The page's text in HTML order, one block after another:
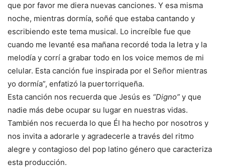
que por favor me diera nuevas canciones. Y esa misma
noche, mientras dormía, soñé que estaba cantando y
escribiendo este tema musical. Lo increíble fue que
cuando me levanté esa mañana recordé toda la letra y la
melodía y corrí a grabar todo en los voice memos de mi
celular. Esta canción fue inspirada por el Señor mientras
yo dormía”, enfatizó la puertorriqueña.
Esta canción nos recuerda que Jesús es “Digno” y que
nadie más debe ocupar su lugar en nuestras vidas.
También nos recuerda lo que Él ha hecho por nosotros y
nos invita a adorarle y agradecerle a través del ritmo
alegre y contagioso del pop latino género que caracteriza
esta producción.